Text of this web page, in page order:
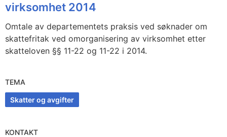
virksomhet 2014
Omtale av departementets praksis ved søknader om
skattefritak ved omorganisering av virksomhet etter
skatteloven §§ 11-22 og 11-22 i 2014.
TEMA
Skatter og avgifter
KONTAKT